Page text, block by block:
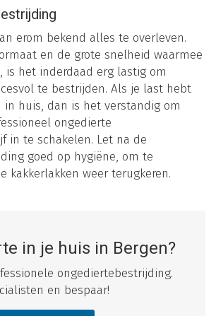
erom bekend alles te overleven.
en de grote snelheid waarmee
is het inderdaad erg lastig om
te bestrijden. Als je last hebt
in huis, dan is het verstandig om
ongedierte
in te schakelen. Let na de
goed op hygiëne, om te
kakkerlakken weer terugkeren.
in je huis in Bergen?
ongediertebestrijding.
en bespaar!